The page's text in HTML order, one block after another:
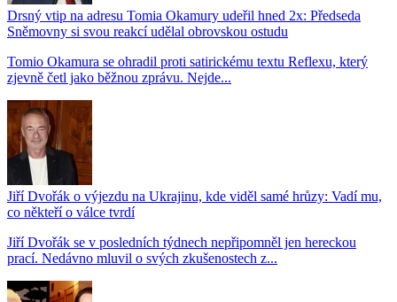
Drsný vtip na adresu Tomia Okamury udeřil hned 2x: Předseda
Sněmovny si svou reakcí udělal obrovskou ostudu
Tomio Okamura se ohradil proti satirickému textu Reflexu, který
zjevně četl jako běžnou zprávu. Nejde...
Jiří Dvořák o výjezdu na Ukrajinu, kde viděl samé hrůzy: Vadí mu,
co někteří o válce tvrdí
Jiří Dvořák se v posledních týdnech nepřipomněl jen hereckou
prací. Nedávno mluvil o svých zkušenostech z...